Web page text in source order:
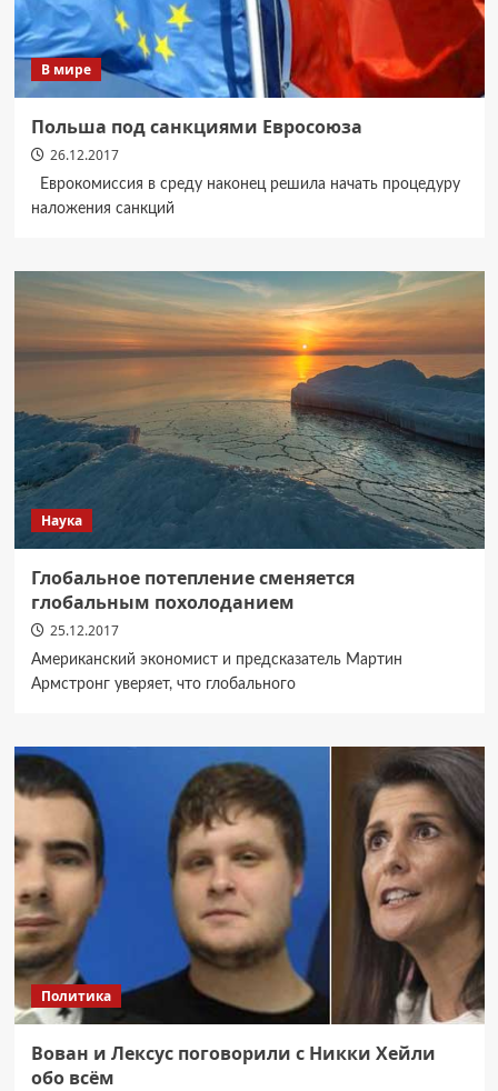
В мире
Польша под санкциями Евросоюза
26.12.2017
Еврокомиссия в среду наконец решила начать процедуру
наложения санкций
Наука
Глобальное потепление сменяется
глобальным похолоданием
25.12.2017
Американский экономист и предсказатель Мартин
Армстронг уверяет, что глобального
Политика
Вован и Лексус поговорили с Никки Хейли
обо всём